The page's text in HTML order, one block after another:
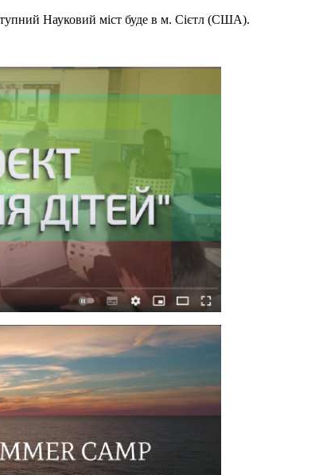
Науковий міст буде в м. Сієтл (США).